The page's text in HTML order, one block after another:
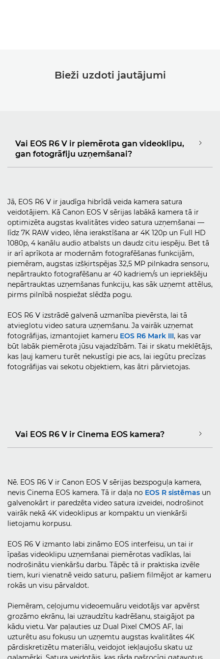
Bieži uzdoti jautājumi
Vai EOS R6 V ir piemērota gan videoklipu,
gan fotogrāfiju uzņemšanai?
Jā, EOS R6 V ir jaudīga hibrīdā veida kamera satura
veidotājiem. Kā Canon EOS V sērijas labākā kamera tā ir
optimizēta augstas kvalitātes video satura uzņemšanai —
līdz 7K RAW video, lēna ierakstīšana ar 4K 120p un Full HD
1080p, 4 kanālu audio atbalsts un daudz citu iespēju. Bet tā
ir arī aprīkota ar modernām fotografēšanas funkcijām,
piemēram, augstas izšķirtspējas 32,5 MP pilnkadra sensoru,
nepārtraukto fotografēšanu ar 40 kadriem/s un iepriekšēju
nepārtrauktas uzņemšanas funkciju, kas sāk uzņemt attēlus,
pirms pilnībā nospiežat slēdža pogu.
EOS R6 V izstrādē galvenā uzmanība pievērsta, lai tā
atvieglotu video satura uzņemšanu. Ja vairāk uzņemat
fotogrāfijas, izmantojiet kameru EOS R6 Mark III, kas var
būt labāk piemērota jūsu vajadzībām. Tai ir skatu meklētājs,
kas ļauj kameru turēt nekustīgi pie acs, lai iegūtu precīzas
fotogrāfijas vai sekotu objektiem, kas ātri pārvietojas.
Vai EOS R6 V ir Cinema EOS kamera?
Nē. EOS R6 V ir Canon EOS V sērijas bezspoguļa kamera,
nevis Cinema EOS kamera. Tā ir daļa no EOS R sistēmas un
galvenokārt ir paredzēta video satura izveidei, nodrošinot
vairāk nekā 4K videoklipus ar kompaktu un vienkārši
lietojamu korpusu.
EOS R6 V izmanto labi zināmo EOS interfeisu, un tai ir
īpašas videoklipu uzņemšanai piemērotas vadīklas, lai
nodrošinātu vienkāršu darbu. Tāpēc tā ir praktiska izvēle
tiem, kuri vienatnē veido saturu, pašiem filmējot ar kameru
rokās un visu pārvaldot.
Piemēram, ceļojumu videoemuāru veidotājs var apvērst
grozāmo ekrānu, lai uzraudzītu kadrēšanu, staigājot pa
kādu vietu. Var paļauties uz Dual Pixel CMOS AF, lai
uzturētu asu fokusu un uzņemtu augstas kvalitātes 4K
pārdiskretizētu materiālu, veidojot iekļaujošu skatu uz